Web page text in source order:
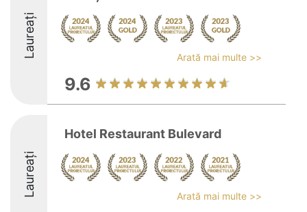
Laureați Arată mai multe >>
9.6
Laureați
Hotel Restaurant Bulevard
Arată mai multe >>